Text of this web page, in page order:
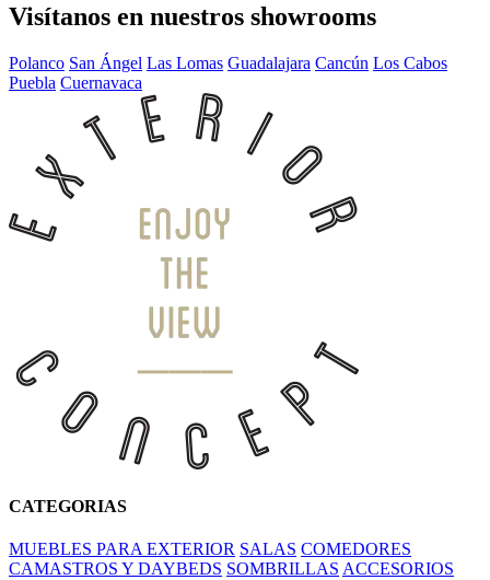
Visítanos en nuestros showrooms
Polanco San Ángel Las Lomas Guadalajara Cancún Los Cabos
Puebla Cuernavaca
CATEGORIAS
MUEBLES PARA EXTERIOR SALAS COMEDORES
CAMASTROS Y DAYBEDS SOMBRILLAS ACCESORIOS